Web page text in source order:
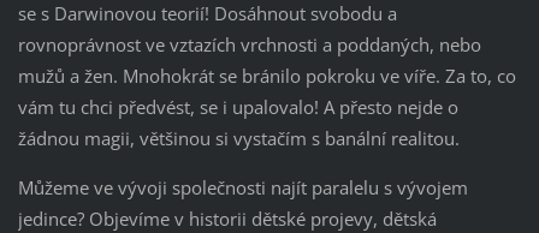
se s Darwinovou teorií! Dosáhnout svobodu a
rovnoprávnost ve vztazích vrchnosti a poddaných, nebo
mužů a žen. Mnohokrát se bránilo pokroku ve víře. Za to, co
vám tu chci předvést, se i upalovalo! A přesto nejde o
žádnou magii, většinou si vystačím s banální realitou.
Můžeme ve vývoji společnosti najít paralelu s vývojem
jedince? Objevíme v historii dětské projevy, dětská